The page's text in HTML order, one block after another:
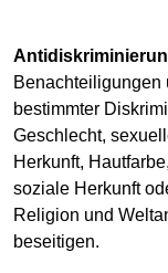
Benachteiligungen
bestimmter
Geschlecht,
Herkunft,
soziale Herkunft
Religion und
beseitigen.